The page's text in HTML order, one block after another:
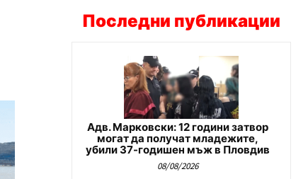
Последни публикации
Адв. Марковски: 12 години затвор
могат да получат младежите,
убили 37-годишен мъж в Пловдив
08/08/2026